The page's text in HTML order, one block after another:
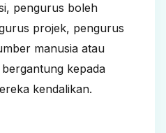
pengurus boleh
projek, pengurus
manusia atau
kepada
kendalikan.